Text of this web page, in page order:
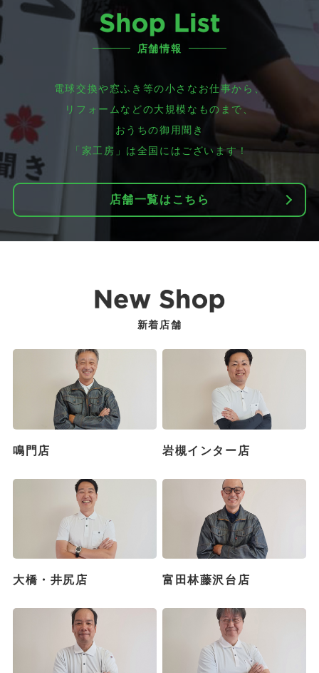
店舗情報
電球交換や窓ふき等の小さなお仕事から、
リフォームなどの大規模なものまで、
おうちの御用聞き
「家工房」は全国にはございます！
店舗一覧はこちら
新着店舗
鳴門店 岩槻インター店
大橋・井尻店 富田林藤沢台店